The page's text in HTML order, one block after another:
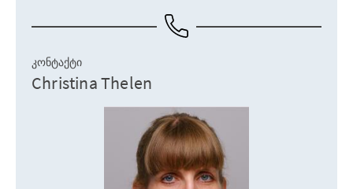
ᲙᲝᲜᲢᲐᲥᲢᲘ
Christina Thelen